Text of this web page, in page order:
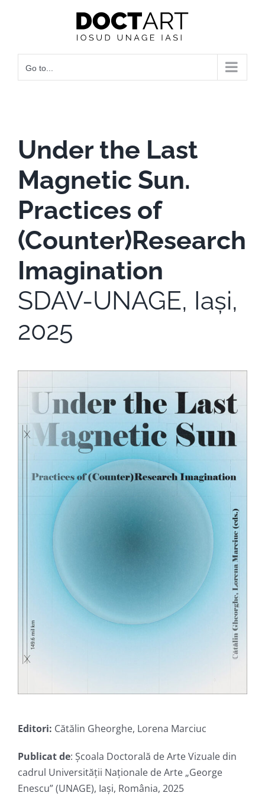
Go to...
Under the Last
Magnetic Sun.
Practices of
(Counter)Research
Imagination
SDAV-UNAGE, Iași,
2025
Editori: Cătălin Gheorghe, Lorena Marciuc
Publicat de: Școala Doctorală de Arte Vizuale din
cadrul Universității Naționale de Arte „George
Enescu” (UNAGE), Iași, România, 2025